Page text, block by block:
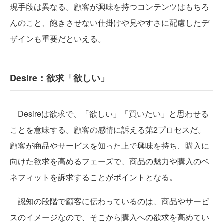
現手段は異なる。顧客が興味を持つコンテンツはもちろ
んのこと、飽きさせない仕掛けや見やすさに配慮したデ
ザインも重要だといえる。
Desire：欲求「欲しい」
Desireは欲求で、「欲しい」「買いたい」と思わせる
ことを意味する。顧客の感情に訴える第2プロセスだ。
顧客が商品やサービスを知った上で興味を持ち、購入に
向けた欲求を高めるフェーズで、商品の魅力や購入のベ
ネフィットを訴求することがポイントとなる。
認知の段階で顧客に伝わっているのは、商品やサービ
スのイメージなので、そこから購入への欲求を高めてい